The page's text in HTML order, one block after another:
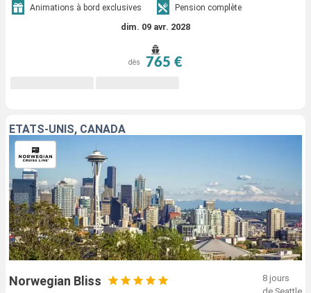
Animations à bord exclusives Pension complète
dim. 09 avr. 2028
dès 765 €
ÉTATS-UNIS, CANADA
Norwegian Bliss
8 jours